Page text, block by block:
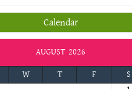
Calendar
AUGUST 2026
W T F S